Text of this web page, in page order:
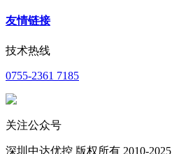
友情链接
技术热线
0755-2361 7185
关注公众号
深圳中达优控 版权所有 2010-2025